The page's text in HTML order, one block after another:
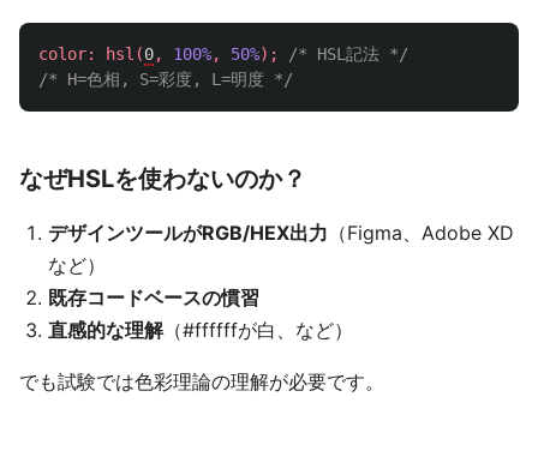
color: hsl (0, 100%, 50%);
/* HSL記法 */
/* H=色相, S=彩度, L=明度 */
なぜHSLを使わないのか？
デザインツールがRGB/HEX出力 （Figma、Adobe XD
など）
既存コードベースの慣習
直感的な理解（#ffffffが白、など）
でも試験では色彩理論の理解が必要です。